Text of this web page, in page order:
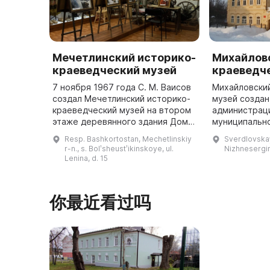
Мечетлинский историко-
краеведческий музей
7 ноября 1967 года С. М. Ваисов
создал Мечетлинский историко-
краеведческий музей на втором
этаже деревянного здания Дома
представлены экспонаты по
истории района, материалы о пе
Resp. Bashkortostan, Mechetlinskiy
r-n., s. Bolʹsheustʹikinskoye, ul.
Lenina, d. 15
музей
разместили
你最近看过吗